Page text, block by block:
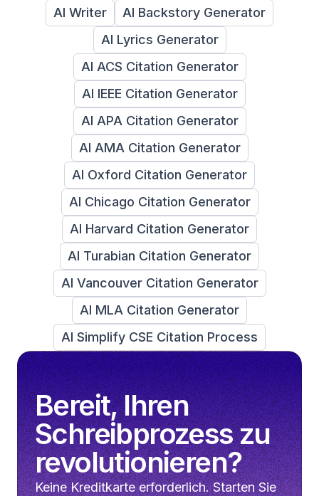
AI Writer
AI Backstory Generator
AI Lyrics Generator
AI ACS Citation Generator
AI IEEE Citation Generator
AI APA Citation Generator
AI AMA Citation Generator
AI Oxford Citation Generator
AI Chicago Citation Generator
AI Harvard Citation Generator
AI Turabian Citation Generator
AI Vancouver Citation Generator
AI MLA Citation Generator
AI Simplify CSE Citation Process
Bereit, Ihren
Schreibprozess zu
revolutionieren?
Keine Kreditkarte erforderlich. Starten Sie